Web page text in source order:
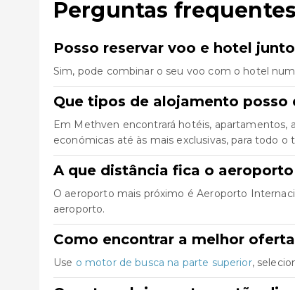
Perguntas
Posso reservar voo e hotel
Sim, pode combinar o seu voo com o hotel
Que tipos de alojamento posso
Em Methven encontrará hotéis, apartamentos,
económicas até às mais exclusivas, para todo o
A que distância fica o
O aeroporto mais próximo é Aeroporto
aeroporto.
Como encontrar a melhor
Use o motor de busca na parte superior,